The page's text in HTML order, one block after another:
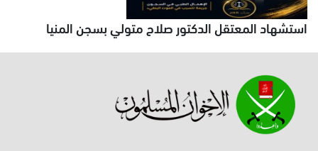
استشهاد المعتقل الدكتور صلاح متولي بسجن المنيا